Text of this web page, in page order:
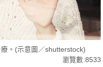
。(示意圖／shutterstock)
瀏覽數:8533